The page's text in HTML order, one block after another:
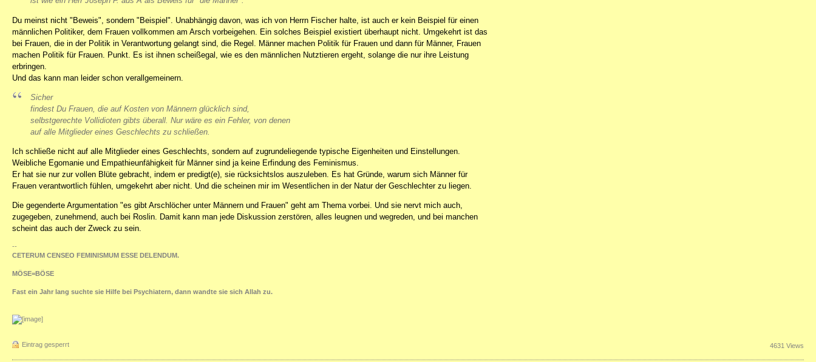
Du meinst nicht "Beweis", sondern "Beispiel". Unabhängig davon, was ich von Herrn Fischer halte, ist auch er kein Beispiel für einen
männlichen Politiker, dem Frauen vollkommen am Arsch vorbeigehen. Ein solches Beispiel existiert überhaupt nicht. Umgekehrt ist das
bei Frauen, die in der Politik in Verantwortung gelangt sind, die Regel. Männer machen Politik für Frauen und dann für Männer, Frauen
machen Politik für Frauen. Punkt. Es ist ihnen scheißegal, wie es den männlichen Nutztieren ergeht, solange die nur ihre Leistung
erbringen.
Und das kann man leider schon verallgemeinern.
Sicher
findest Du Frauen, die auf Kosten von Männern glücklich sind,
selbstgerechte Vollidioten gibts überall. Nur wäre es ein Fehler, von denen
auf alle Mitglieder eines Geschlechts zu schließen.
Ich schließe nicht auf alle Mitglieder eines Geschlechts, sondern auf zugrundeliegende typische Eigenheiten und Einstellungen.
Weibliche Egomanie und Empathieunfähigkeit für Männer sind ja keine Erfindung des Feminismus.
Er hat sie nur zur vollen Blüte gebracht, indem er predigt(e), sie rücksichtslos auszuleben. Es hat Gründe, warum sich Männer für
Frauen verantwortlich fühlen, umgekehrt aber nicht. Und die scheinen mir im Wesentlichen in der Natur der Geschlechter zu liegen.
Die gegenderte Argumentation "es gibt Arschlöcher unter Männern und Frauen" geht am Thema vorbei. Und sie nervt mich auch,
zugegeben, zunehmend, auch bei Roslin. Damit kann man jede Diskussion zerstören, alles leugnen und wegreden, und bei manchen
scheint das auch der Zweck zu sein.
--
CETERUM CENSEO FEMINISMUM ESSE DELENDUM.
MÖSE=BÖSE
Fast ein Jahr lang suchte sie Hilfe bei Psychiatern, dann wandte sie sich Allah zu.
Eintrag gesperrt 4631 Views